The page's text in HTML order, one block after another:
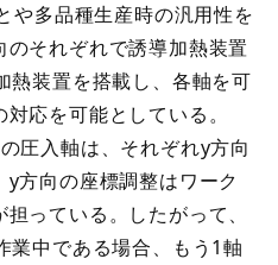
や多品種生産時の汎用性を
それぞれで誘導加熱装置
熱装置を搭載し、各軸を可
応を可能としている。
圧入軸は、それぞれy方向
方向の座標調整はワーク
っている。したがって、
業中である場合、もう1軸